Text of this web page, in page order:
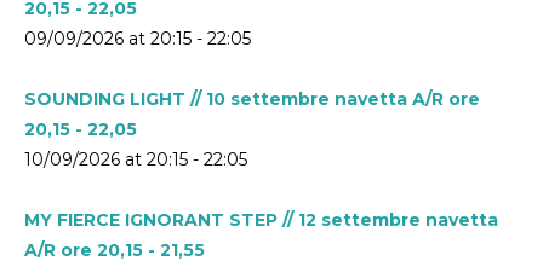
20,15 - 22,05
09/09/2026 at 20:15 - 22:05
SOUNDING LIGHT // 10 settembre navetta A/R ore
20,15 - 22,05
10/09/2026 at 20:15 - 22:05
MY FIERCE IGNORANT STEP // 12 settembre navetta
A/R ore 20,15 - 21,55